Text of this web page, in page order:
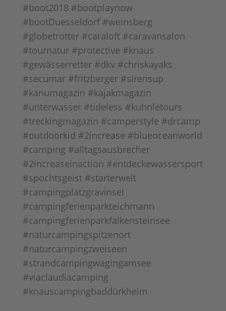
Akzeptieren
Powered byUsercentrics Consent
Management Platform
#boot2018 #bootplaynow
#bootDuesseldorf #weinsberg
#globetrotter #caraloft #caravansalon
#tournatur #protective #knaus
#gewässerretter #dkv #chriskayaks
#secumar #fritzberger #sirensup
#kanumagazin #kajakmagazin
#unterwasser #tideless #kuhnletours
#treckingmagazin #camperstyle #drcamp
#outdoorkid #2increase #blueoceanworld
#camping #alltagsausbrecher
#2increaseinaction #entdeckewassersport
#spochtsgeist #starterwelt
#campingplatzgravinsel
#campingferienparkteichmann
#campingferienparkfalkensteinsee
#naturcampingspitzenort
#naturcampingzweiseen
#strandcampingwagingamsee
#viaclaudiacamping
#knauscampingbaddürkheim